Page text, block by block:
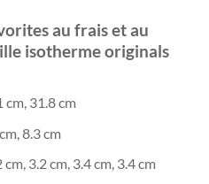
au frais et au
isotherme originals
cm, 31.8 cm
8.3 cm
3.2 cm, 3.4 cm, 3.4 cm